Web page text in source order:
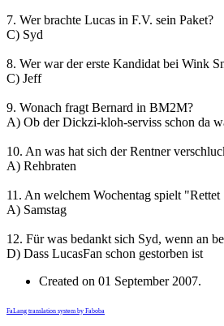
7. Wer brachte Lucas in F.V. sein Paket?
C) Syd
8. Wer war der erste Kandidat bei Wink
C) Jeff
9. Wonach fragt Bernard in BM2M?
A) Ob der Dickzi-kloh-serviss schon da
10. An was hat sich der Rentner
A) Rehbraten
11. An welchem Wochentag spielt "Rettet
A) Samstag
12. Für was bedankt sich Syd, wenn an
D) Dass LucasFan schon gestorben ist
Created on 01 September 2007.
FaLang translation system by Faboba